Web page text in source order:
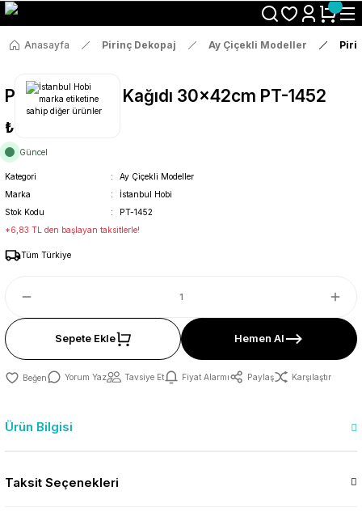
Size Özel "HG10" Koduyla Sepette Hemen %10 İndirimi Kaçırma
Anasayfa Pirinç Dekopaj Ay Çiçekli Modeller
Pirinç Dekopaj Kağıdı 30x42cm PT-1452
₺36
Güncel
Kategori
Ay Çiçekli Modeller
Marka
İstanbul Hobi
Stok Kodu
PT-1452
*6,83 TL den başlayan taksitlerle!
Tüm Türkiye
Sepete Ekle Hemen Al
Yorum Yaz Tavsiye Et Fiyat Alarmı Paylaş Karşılaştır
Ürün Bilgisi
Taksit Seçenekleri